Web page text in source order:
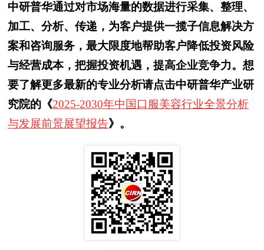
中研普华通过对市场海量的数据进行采集、整理、
加工、分析、传递，为客户提供一揽子信息解决方
案和咨询服务，最大限度地帮助客户降低投资风险
与经营成本，把握投资机遇，提高企业竞争力。想
要了解更多最新的专业分析请点击中研普华产业研
究院的《2025-2030年中国口服美容行业全景分析
与发展前景展望报告》。